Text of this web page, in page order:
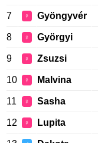
7 ♀ Gyöngyvér
8 ♀ Györgyi
9 ♀ Zsuzsi
10 ♀ Malvina
11 ♀ Sasha
12 ♀ Lupita